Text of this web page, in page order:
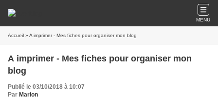
MENU
Accueil » A imprimer - Mes fiches pour organiser mon blog
A imprimer - Mes fiches pour organiser mon
blog
Publié le 03/10/2018 à 10:07
Par Marion